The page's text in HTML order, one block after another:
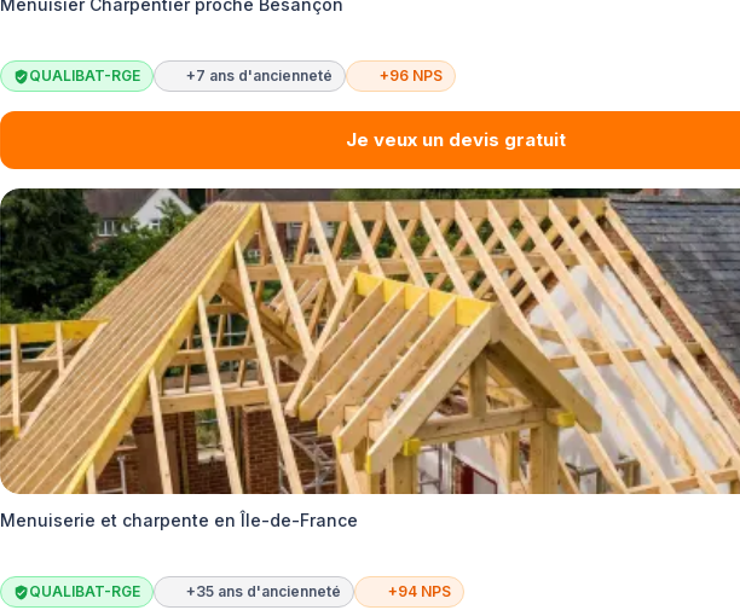
Menuisier Charpentier proche Besançon
QUALIBAT-RGE +7 ans d'ancienneté +96 NPS
Je veux un devis gratuit
Menuiserie et charpente en Île-de-France
QUALIBAT-RGE +35 ans d'ancienneté +94 NPS